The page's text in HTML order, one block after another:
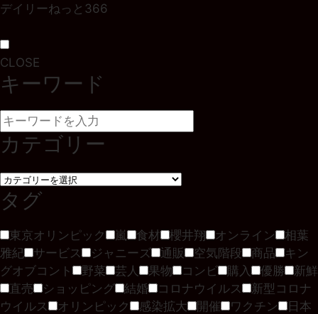
デイリーねっと366
CLOSE
キーワード
カテゴリー
タグ
東京オリンピック 嵐 食材 櫻井翔 オンライン
相葉
雅紀
サービス ジャニーズ 通販 空気階段 商品
キン
グオブコント
野菜 芸人 果物 コンビ 購入 優勝
新鮮
直売
ショッピング 結婚 コロナウイルス
新型コロナ
ウイルス
オリンピック 感染拡大 開催 ワクチン
日本